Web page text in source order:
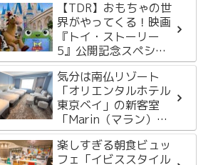
【TDR】おもちゃの世
界がやってくる！映画
『トイ・ストーリー
5』公開記念スペシャ
ルイベント開催決定
気分は南仏リゾート
「オリエンタルホテル
東京ベイ」の新客室
「Marin（マラン）
Floor」をレポートし
ます！
楽しすぎる朝食ビュッ
フェ「イビススタイル